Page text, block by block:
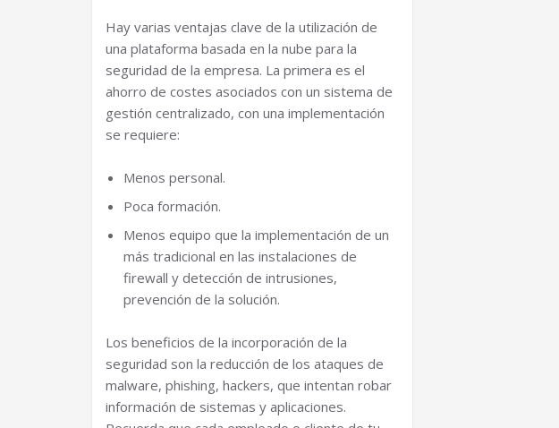
Hay varias ventajas clave de la utilización de
una plataforma basada en la nube para la
seguridad de la empresa. La primera es el
ahorro de costes asociados con un sistema de
gestión centralizado, con una implementación
se requiere:
Menos personal.
Poca formación.
Menos equipo que la implementación de un
más tradicional en las instalaciones de
firewall y detección de intrusiones,
prevención de la solución.
Los beneficios de la incorporación de la
seguridad son la reducción de los ataques de
malware, phishing, hackers, que intentan robar
información de sistemas y aplicaciones.